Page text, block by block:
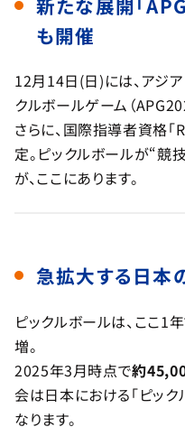
も開催
12月14日(日)には、アジ
クルボールゲーム（
さらに、国際指導者資格
定。ピックルボールが“競
が、ここにあります。
急拡大する日本
ピックルボールは、ここ
増。
2025年3月時点で約
会は日本における「ピッ
なります。